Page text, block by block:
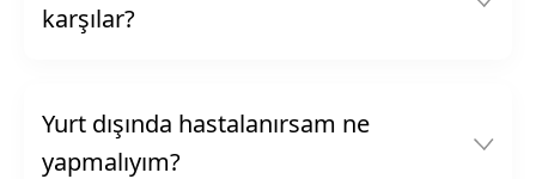
karşılar?
Yurt dışında hastalanırsam ne
yapmalıyım?